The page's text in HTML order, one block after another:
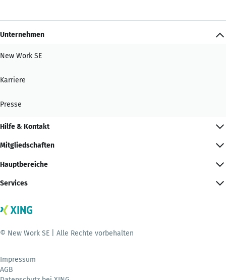
Unternehmen
New Work SE
Karriere
Presse
Hilfe & Kontakt
Mitgliedschaften
Hauptbereiche
Services
© New Work SE | Alle Rechte vorbehalten
Impressum
AGB